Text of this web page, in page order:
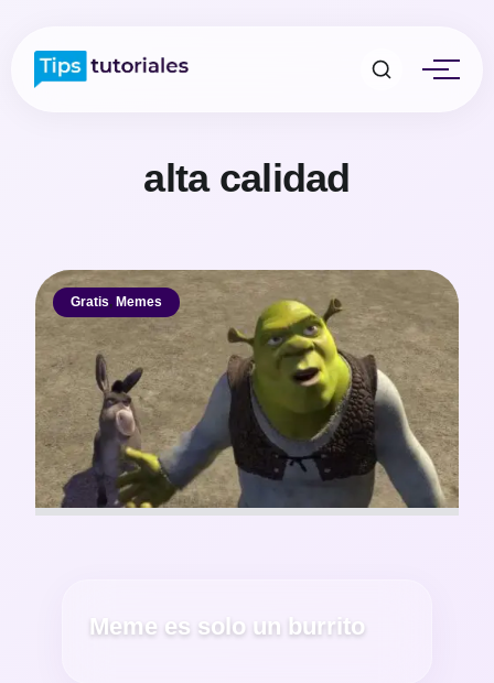
alta calidad
Gratis, Memes
Meme es solo un burrito